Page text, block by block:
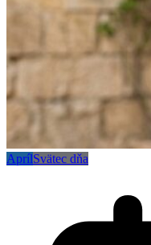
AprílSvätec dňa